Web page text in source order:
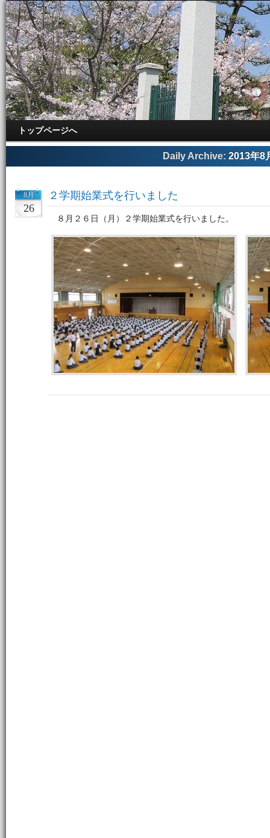
トップページへ
Daily Archive: 2013年8
8月
26
２学期始業式を行いました
８月２６日（月）２学期始業式を行いました。